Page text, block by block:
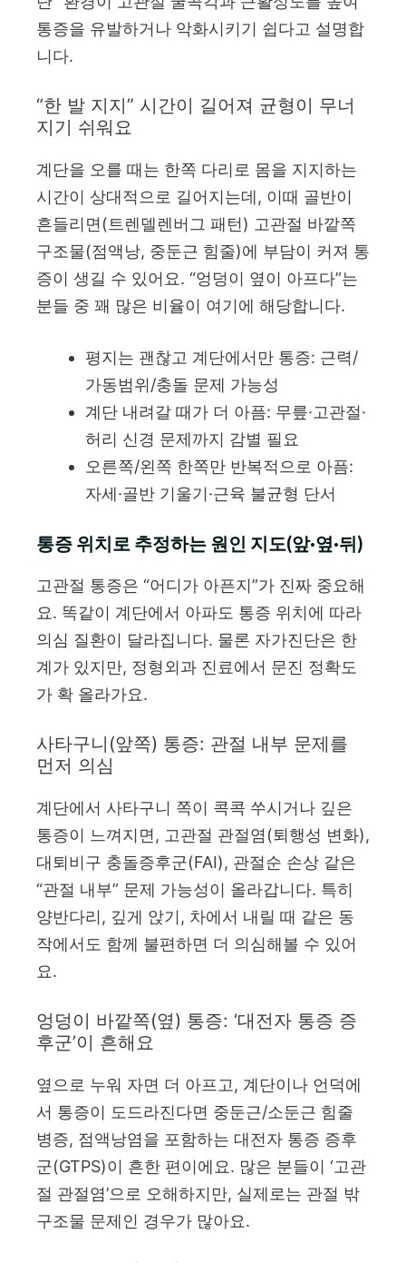
통증을 유발하거나 악화시키기 쉽다고 설명합
니다.
“한 발 지지” 시간이 길어져 균형이 무너
지기 쉬워요
계단을 오를 때는 한쪽 다리로 몸을 지지하는
시간이 상대적으로 길어지는데, 이때 골반이
흔들리면(트렌델렌버그 패턴) 고관절 바깥쪽
구조물(점액낭, 중둔근 힘줄)에 부담이 커져 통
증이 생길 수 있어요. “엉덩이 옆이 아프다”는
분들 중 꽤 많은 비율이 여기에 해당합니다.
평지는 괜찮고 계단에서만 통증: 근력/
가동범위/충돌 문제 가능성
계단 내려갈 때가 더 아픔: 무릎·고관절·
허리 신경 문제까지 감별 필요
오른쪽/왼쪽 한쪽만 반복적으로 아픔:
자세·골반 기울기·근육 불균형 단서
통증 위치로 추정하는 원인 지도(앞·옆·뒤)
고관절 통증은 “어디가 아픈지”가 진짜 중요해
요. 똑같이 계단에서 아파도 통증 위치에 따라
의심 질환이 달라집니다. 물론 자가진단은 한
계가 있지만, 정형외과 진료에서 문진 정확도
가 확 올라가요.
사타구니(앞쪽) 통증: 관절 내부 문제를
먼저 의심
계단에서 사타구니 쪽이 콕콕 쑤시거나 깊은
통증이 느껴지면, 고관절 관절염(퇴행성 변화),
대퇴비구 충돌증후군(FAI), 관절순 손상 같은
“관절 내부” 문제 가능성이 올라갑니다. 특히
양반다리, 깊게 앉기, 차에서 내릴 때 같은 동
작에서도 함께 불편하면 더 의심해볼 수 있어
요.
엉덩이 바깥쪽(옆) 통증: ‘대전자 통증 증
후군’이 흔해요
옆으로 누워 자면 더 아프고, 계단이나 언덕에
서 통증이 도드라진다면 중둔근/소둔근 힘줄
병증, 점액낭염을 포함하는 대전자 통증 증후
군(GTPS)이 흔한 편이에요. 많은 분들이 ‘고관
절 관절염’으로 오해하지만, 실제로는 관절 밖
구조물 문제인 경우가 많아요.